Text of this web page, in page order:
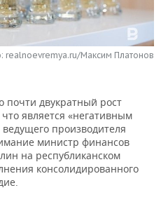
realnoevremya.ru/Максим Платонов
почти двукратный рост
является «негативным
производителя
министр финансов
на республиканском
консолидированного